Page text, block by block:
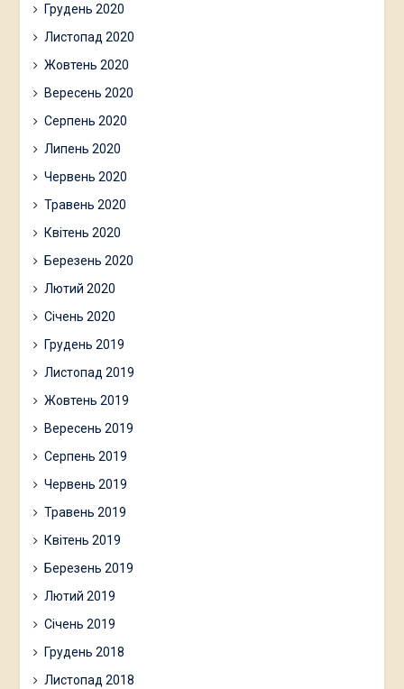
Грудень 2020
Листопад 2020
Жовтень 2020
Вересень 2020
Серпень 2020
Липень 2020
Червень 2020
Травень 2020
Квітень 2020
Березень 2020
Лютий 2020
Січень 2020
Грудень 2019
Листопад 2019
Жовтень 2019
Вересень 2019
Серпень 2019
Червень 2019
Травень 2019
Квітень 2019
Березень 2019
Лютий 2019
Січень 2019
Грудень 2018
Листопад 2018